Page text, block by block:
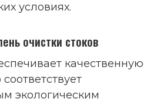
условиях.
очистки стоков
качественную
соответствует
экологическим